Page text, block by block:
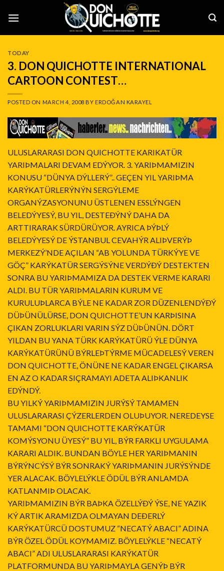
TODAY
3. DON QUICHOTTE INTERNATIONAL
CARTOON CONTEST…
POSTED ON MARCH 4, 2008 BYERDOĞAN KARAYEL
ULUSLARARASI DON QUICHOTTE KARIKATÜR
YARIÞMALARI DEVAM EDÝYOR. 3. YARIÞMAMIZIN
KONUSU “DÜNYA DÝLLERÝ”.. GEÇEN YIL YARIÞMA
KARÝKATÜRLERÝNÝN SERGÝLEME
ORGANÝZASYONUNU ÜSTLENEN ESSLÝNGEN
BELEDÝYESÝ, BU YIL, DESTEÐÝNÝ DAHA DA
ARTTIRARAK SÜRDÜRÜYOR. AYRICA ÞÝÞLÝ
BELEDÝYESÝ DE ÝSTANBUL CEVAHÝR ALIÞVERÝÞ
MERKEZÝ’NDE AÇILAN “AB YOLUNDA TÜRKÝYE VE
GÖÇ” KARÝKATÜR SERGÝSÝNE VERDÝÐÝ DESTEKTEN
SONRA BU YARIÞMAMIZA DA DESTEK VERME KARARI
ALDI. BU TÜR YARIÞMALARIN KURUM VE
KURULUÞLARCA BÝLE NE KADAR ZOR DÜZENLENDÝÐÝ
DÜÞÜNÜLÜRSE, DON QUICHOTTE’UN KARÞISINA
ÇIKAN ZORLUKLARI VARIN SÝZ DÜÞÜNÜN. DÖRT
YILDAN BU YANA TÜRK KARÝKATÜRÜ ÝLE DÜNYA
KARÝKATÜRÜNÜ BÝRLEÞTÝRME MÜCADELESÝ VEREN
DON QUICHOTTE, ÖNÜNE NE KADAR ENGEL ÇIKARSA
EN AZ O KADAR SIÇRAMAYI ADETA ALIÞKANLIK
EDÝNDÝ.
BU YILKÝ YARIÞMAMIZIN JURÝSÝ TAMAMEN
ULUSLARARASI ÇÝZERLERDEN OLUÞUYOR. NEREDEYSE
TAMAMI “DON QUICHOTTE KARÝKATÜR
KOMÝSYONU ÜYESÝ” BU YIL, BÝR FARKLI UYGULAMA
KARARI ALDIK. BUNDAN BÖYLE HER YARIÞMANIN
BÝRÝNCÝSÝ BÝR SONRAKÝ YARIÞMANIN JURÝSÝNDE
YER ALACAK. BÖYLELÝKLE ÖDÜL BÝR ANLAMDA
KATLANMIÞ OLACAK.
YARIÞMAMIZIN BÝR BAÞKA ÖZELLÝÐÝ ÝSE, NE YAZIK
KÝ ARTIK ARAMIZDA OLMAYAN DEÐERLÝ
KARÝKATÜRCÜ DOSTUMUZ “NECATÝ ABACI” ADINA
BÝR ÖZEL ÖDÜL KOYMAMIZ. BÖYLELÝKLE “NECATÝ
ABACI” ADI ULUSLARARASI KARÝKATÜR
PLATFORMUNDA BU YARIÞMAYLA GENÝÞ BÝR